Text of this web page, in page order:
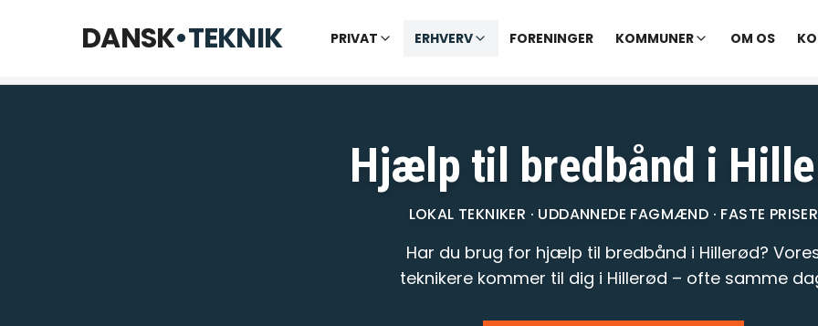
DANSK•TEKNIK PRIVAT ERHVERV FORENINGER KOMMUNER OM OS
Telefon til kl. 22 · Chat til 23:30
Hjælp til bredbånd i
LOKAL TEKNIKER · UDDANNEDE FAGMÆND · FASTE PRISER
Har du brug for hjælp til bredbånd i Hillerød?
teknikere kommer til dig i Hillerød – ofte samme